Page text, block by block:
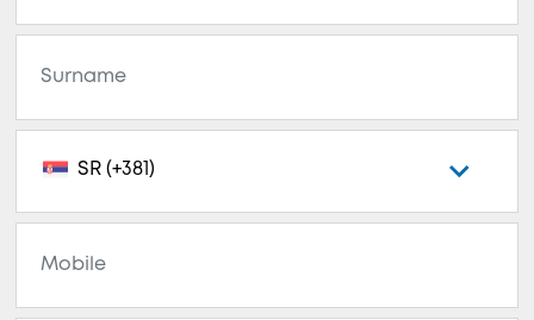
SR (+381)